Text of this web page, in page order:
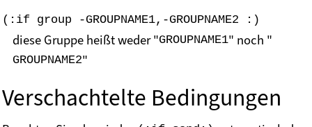
(:if group -GROUPNAME1,-GROUPNAME2 :)
diese Gruppe heißt weder "GROUPNAME1" noch "
GROUPNAME2"
Verschachtelte Bedingungen